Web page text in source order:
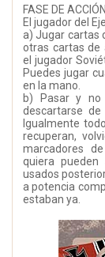
FASE DE
El jugador del
a) Jugar cartas
otras cartas de
el jugador
Puedes jugar
en la mano.
b) Pasar y no
descartarse
Igualmente
recuperan,
marcadores
quiera
usados
a potencia
estaban ya.